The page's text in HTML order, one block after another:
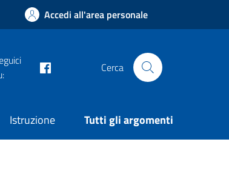
Accedi all'area personale
Cerca
Istruzione Tutti gli argomenti